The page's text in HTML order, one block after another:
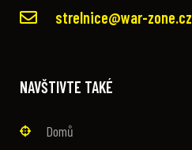
strelnice@war-zone.cz
NAVŠTIVTE TAKÉ
Domů